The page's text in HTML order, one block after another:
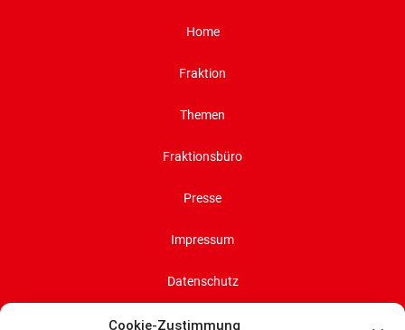
Cookie-Zustimmung
Home
Fraktion
Themen
Fraktionsbüro
Presse
Impressum
Datenschutz
Cookie-Richtlinie (EU)